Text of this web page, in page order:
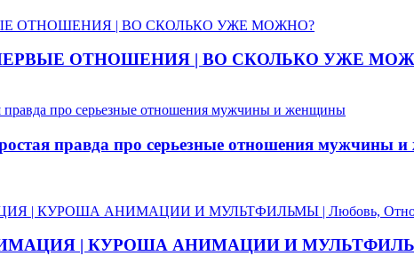
ОТНОШЕНИЯ | ВО СКОЛЬКО УЖЕ
правда про серьезные отношения мужчины
| КУРОША АНИМАЦИИ И